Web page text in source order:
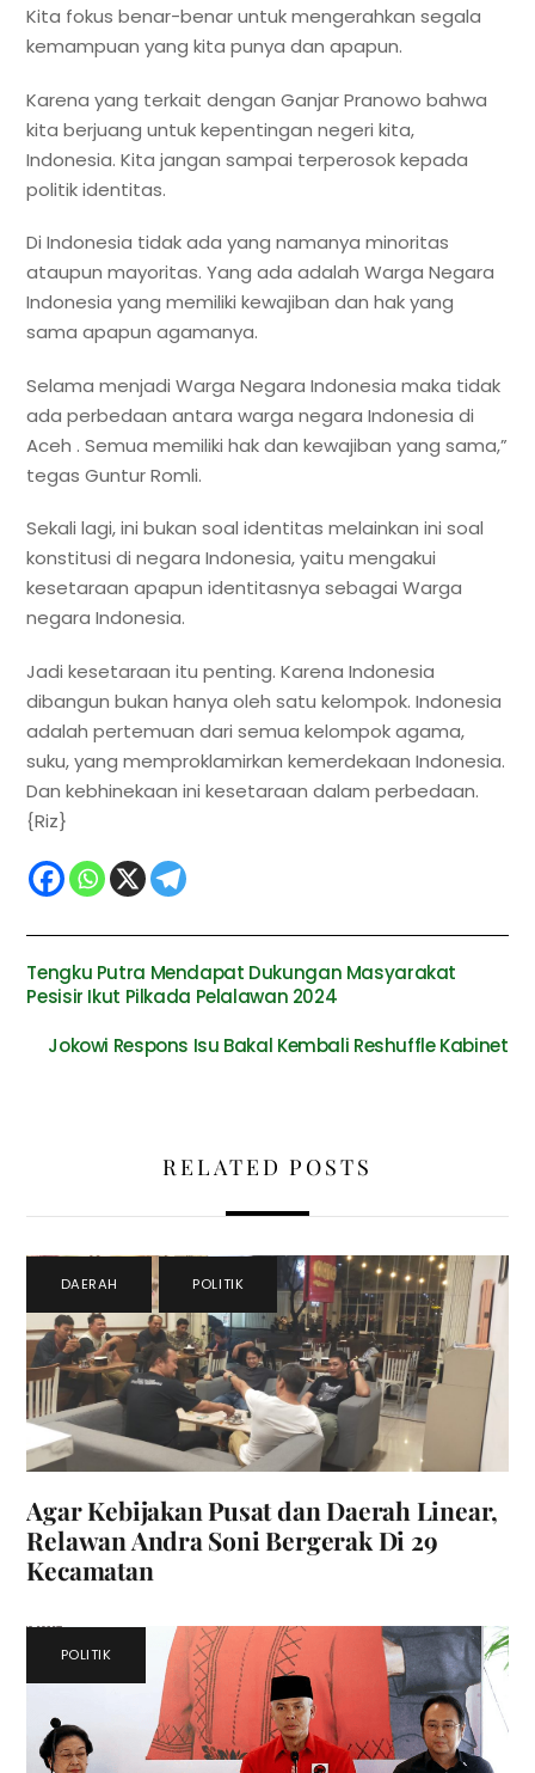
Kita fokus benar-benar untuk mengerahkan segala
kemampuan yang kita punya dan apapun.
Karena yang terkait dengan Ganjar Pranowo bahwa
kita berjuang untuk kepentingan negeri kita,
Indonesia. Kita jangan sampai terperosok kepada
politik identitas.
Di Indonesia tidak ada yang namanya minoritas
ataupun mayoritas. Yang ada adalah Warga Negara
Indonesia yang memiliki kewajiban dan hak yang
sama apapun agamanya.
Selama menjadi Warga Negara Indonesia maka tidak
ada perbedaan antara warga negara Indonesia di
Aceh . Semua memiliki hak dan kewajiban yang sama,”
tegas Guntur Romli.
Sekali lagi, ini bukan soal identitas melainkan ini soal
konstitusi di negara Indonesia, yaitu mengakui
kesetaraan apapun identitasnya sebagai Warga
negara Indonesia.
Jadi kesetaraan itu penting. Karena Indonesia
dibangun bukan hanya oleh satu kelompok. Indonesia
adalah pertemuan dari semua kelompok agama,
suku, yang memproklamirkan kemerdekaan Indonesia.
Dan kebhinekaan ini kesetaraan dalam perbedaan.
{Riz}
Tengku Putra Mendapat Dukungan Masyarakat
Pesisir Ikut Pilkada Pelalawan 2024
Jokowi Respons Isu Bakal Kembali Reshuffle Kabinet
RELATED POSTS
DAERAH , POLITIK
Agar Kebijakan Pusat dan Daerah Linear,
Relawan Andra Soni Bergerak Di 29
Kecamatan
POLITIK